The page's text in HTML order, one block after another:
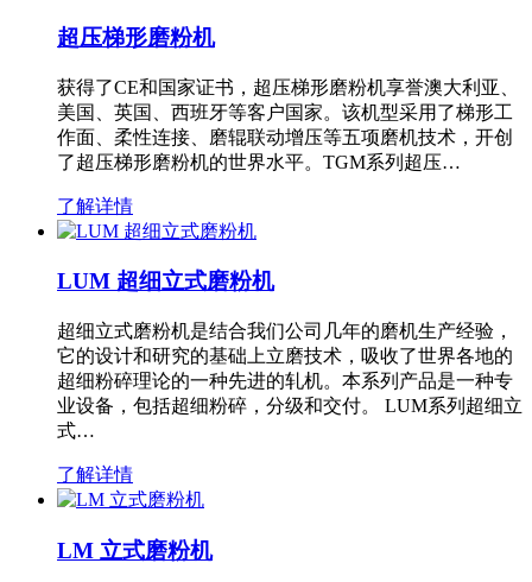
超压梯形磨粉机
获得了CE和国家证书，超压梯形磨粉机享誉澳大利亚、
美国、英国、西班牙等客户国家。该机型采用了梯形工
作面、柔性连接、磨辊联动增压等五项磨机技术，开创
了超压梯形磨粉机的世界水平。TGM系列超压…
了解详情
LUM 超细立式磨粉机
超细立式磨粉机是结合我们公司几年的磨机生产经验，
它的设计和研究的基础上立磨技术，吸收了世界各地的
超细粉碎理论的一种先进的轧机。本系列产品是一种专
业设备，包括超细粉碎，分级和交付。 LUM系列超细立
式…
了解详情
LM 立式磨粉机